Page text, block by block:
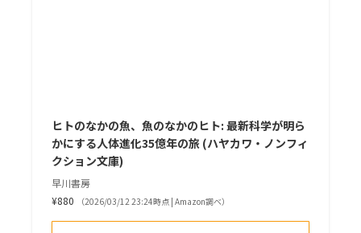
ヒトのなかの魚、魚のなかのヒト: 最新科学が明ら
かにする人体進化35億年の旅 (ハヤカワ・ノンフィ
クション文庫)
早川書房
¥880
（2026/03/12 23:24時点 | Amazon調べ）